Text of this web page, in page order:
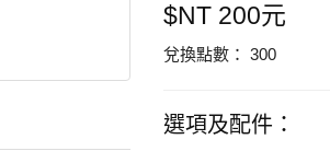
$NT 200元
兌換點數： 300
選項及配件：